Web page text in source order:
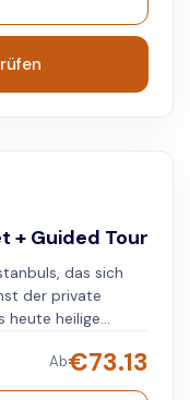
+ Guided Tour
das sich
der private
heute heilige
Istanbuls
Ab€73.13